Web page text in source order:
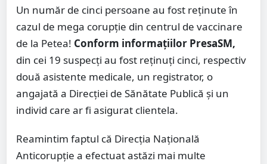
Un număr de cinci persoane au fost reținute în
cazul de mega corupție din centrul de vaccinare
de la Petea! Conform informațiilor PresaSM,
din cei 19 suspecți au fost reținuți cinci, respectiv
două asistente medicale, un registrator, o
angajată a Direcției de Sănătate Publică și un
individ care ar fi asigurat clientela.
Reamintim faptul că Direcția Națională
Anticorupție a efectuat astăzi mai multe